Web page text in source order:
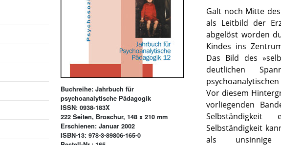
Buchreihe: Jahrbuch für
psychoanalytische Pädagogik
ISSN: 0938-183X
222 Seiten, Broschur, 148 x 210 mm
Erschienen: Januar 2002
ISBN-13: 978-3-89806-165-0
Galt noch Mitte
als Leitbild der
abgelöst worden
Kindes ins
Das Bild des
deutlichen
Vor diesem
vorliegenden
Selbständigkeit
Selbständigkeit
als unsinnige